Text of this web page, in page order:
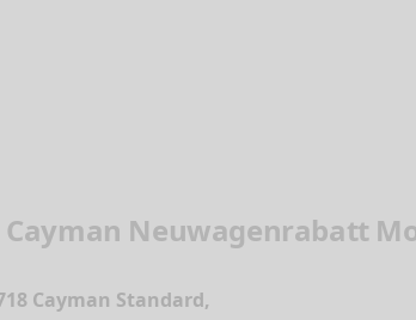
Cayman Neuwagenrabatt
Cayman Standard,